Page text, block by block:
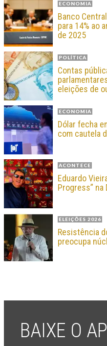
ECONOMIA
Banco
para 14% ao
de 2025
POLÍTICA
Contas
eleições de
ECONOMIA
Dólar fecha
com cautela
ACONTECE
Eduardo
Progress” na
ELEIÇÕES 2026
Resistência
preocupa
BAIXE O